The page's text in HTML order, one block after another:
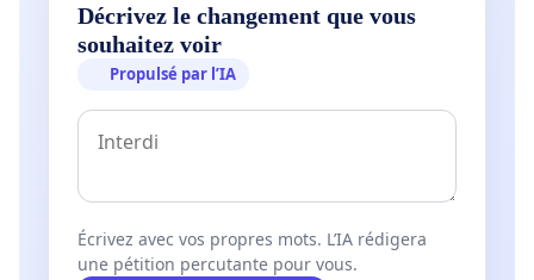
Décrivez le changement que vous
souhaitez voir
Propulsé par l’IA
Écrivez avec vos propres mots. L’IA rédigera
une pétition percutante pour vous.